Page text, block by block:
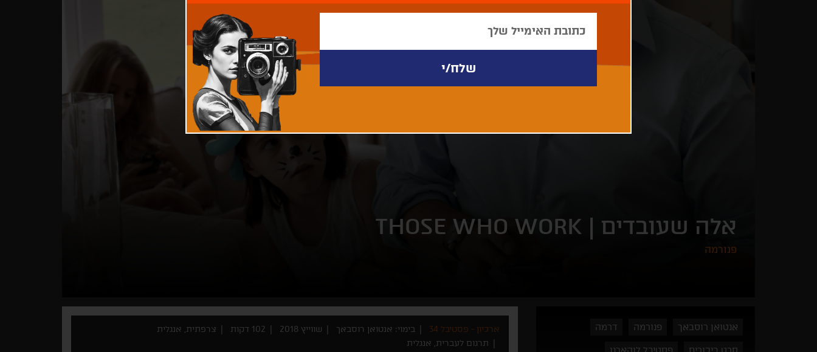
אלה שעובדים | THOSE WHO WORK
פנורמה
אנטואן רוסבאך פנורמה דרמה ארכיון - פסטיבל 34 בימוי: אנטואן רוסבאך שווייץ 2018 102 דקות
צרפתית, אנגלית
תרגום לעברית, אנגלית